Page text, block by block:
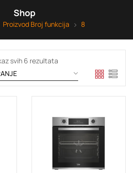
Shop
Proizvod Broj funkcija 8
svih 6 rezultata